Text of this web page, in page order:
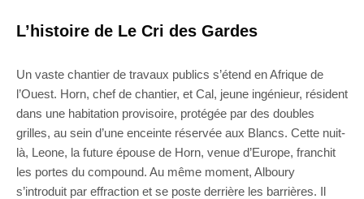
L’histoire de Le Cri des Gardes
Un vaste chantier de travaux publics s’étend en Afrique de
l’Ouest. Horn, chef de chantier, et Cal, jeune ingénieur, résident
dans une habitation provisoire, protégée par des doubles
grilles, au sein d’une enceinte réservée aux Blancs. Cette nuit-
là, Leone, la future épouse de Horn, venue d’Europe, franchit
les portes du compound. Au même moment, Alboury
s’introduit par effraction et se poste derrière les barrières. Il